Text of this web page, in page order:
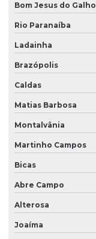
Bom Jesus do Galho
Rio Paranaíba
Ladainha
Brazópolis
Caldas
Matias Barbosa
Montalvânia
Martinho Campos
Bicas
Abre Campo
Alterosa
Joaíma